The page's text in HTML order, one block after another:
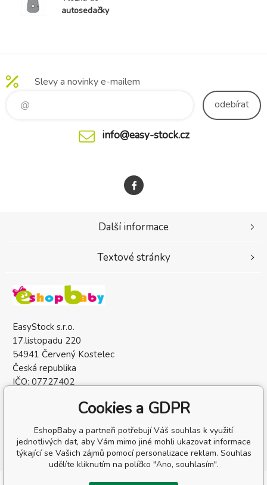
autosedačky
Slevy a novinky e-mailem
odebírat
info@easy-stock.cz
EasyStock s.r.o.
17.listopadu 220
54941 Červený Kostelec
Česká republika
IČO: 07727402
Další informace
Textové stránky
Cookies a GDPR
EshopBaby a partneři potřebují Váš souhlas k využití
jednotlivých dat, aby Vám mimo jiné mohli ukazovat informace
týkající se Vašich zájmů pomocí personalizace reklam. Souhlas
udělíte kliknutím na políčko "Ano, souhlasím".